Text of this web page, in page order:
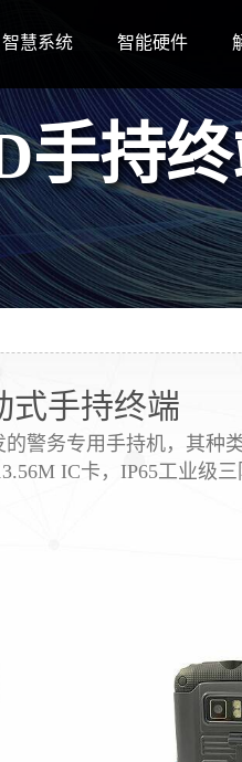
智慧系统 智能硬件
手持
式手持终端
警务专用手持机，其种
IC卡，IP65工业级